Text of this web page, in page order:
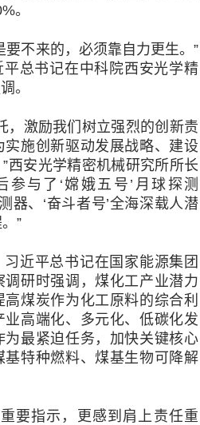
。
要不来的，必须靠自力更生。”
总书记在中科院西安光学精
。
，激励我们树立强烈的创新责
施创新驱动发展战略、建设
西安光学精密机械研究所所长
参与了‘嫦娥五号’月球探测
器、‘奋斗者号’全海深载人潜
”
近平总书记在国家能源集团
研时强调，煤化工产业潜力
煤炭作为化工原料的综合利
高端化、多元化、低碳化发
为最紧迫任务，加快关键核心
特种燃料、煤基生物可降解
要指示，更感到肩上责任重